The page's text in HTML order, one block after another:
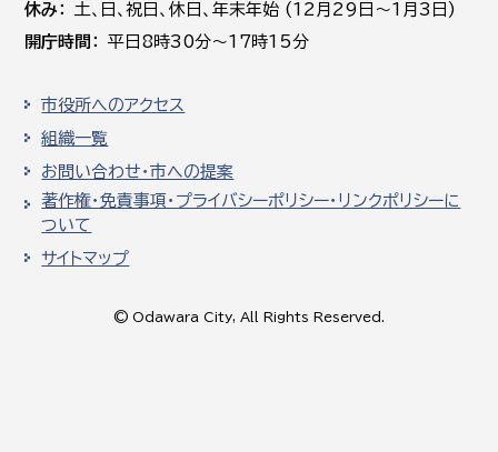
休み
土､日､祝日、休日、年末年始 (12月29日～1月3日)
開庁時間
平日8時30分～17時15分
市役所へのアクセス
組織一覧
お問い合わせ・市への提案
著作権・免責事項・プライバシーポリシー・リンクポリシーに
ついて
サイトマップ
© Odawara City, All Rights Reserved.